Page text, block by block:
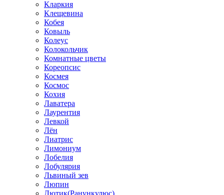
Кларкия
Клещевина
Кобея
Ковыль
Колеус
Колокольчик
Комнатные цветы
Кореопсис
Космея
Космос
Кохия
Лаватера
Лаурентия
Левкой
Лён
Лиатрис
Лимониум
Лобелия
Лобулярия
Львиный зев
Люпин